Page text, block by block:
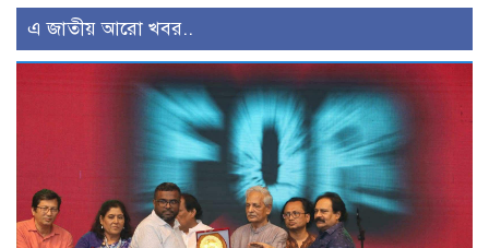
এ জাতীয় আরো খবর..